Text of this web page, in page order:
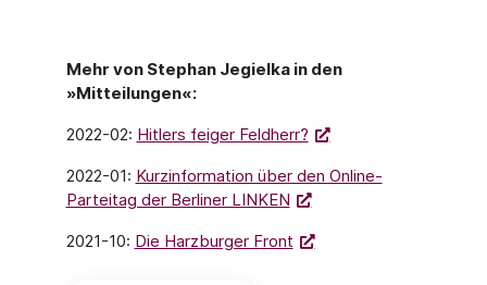
Mehr von Stephan Jegielka in den
»Mitteilungen«:
2022-02: Hitlers feiger Feldherr?
2022-01: Kurzinformation über den Online-
Parteitag der Berliner LINKEN
2021-10: Die Harzburger Front